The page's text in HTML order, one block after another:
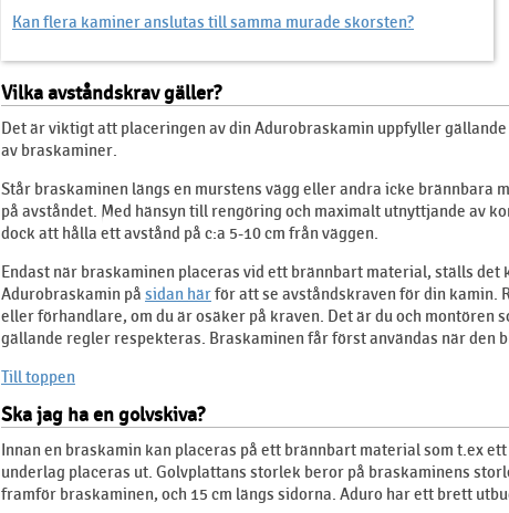
Kan flera kaminer anslutas till samma murade skorsten?
Vilka avståndskrav gäller?
Det är viktigt att placeringen av din Adurobraskamin uppfyller
av braskaminer.
Står braskaminen längs en murstens vägg eller andra icke brännbara
på avståndet. Med hänsyn till rengöring och maximalt utnyttjande av
dock att hålla ett avstånd på c:a 5-10 cm från väggen.
Endast när braskaminen placeras vid ett brännbart material, ställs
Adurobraskamin på sidan härför att se avståndskraven för din kamin.
eller förhandlare, om du är osäker på kraven. Det är du och montören
gällande regler respekteras. Braskaminen får först användas när den
Till toppen
Ska jag ha en golvskiva?
Innan en braskamin kan placeras på ett brännbart material som t.ex
underlag placeras ut. Golvplattans storlek beror på braskaminens
framför braskaminen, och 15 cm längs sidorna. Aduro har ett brett